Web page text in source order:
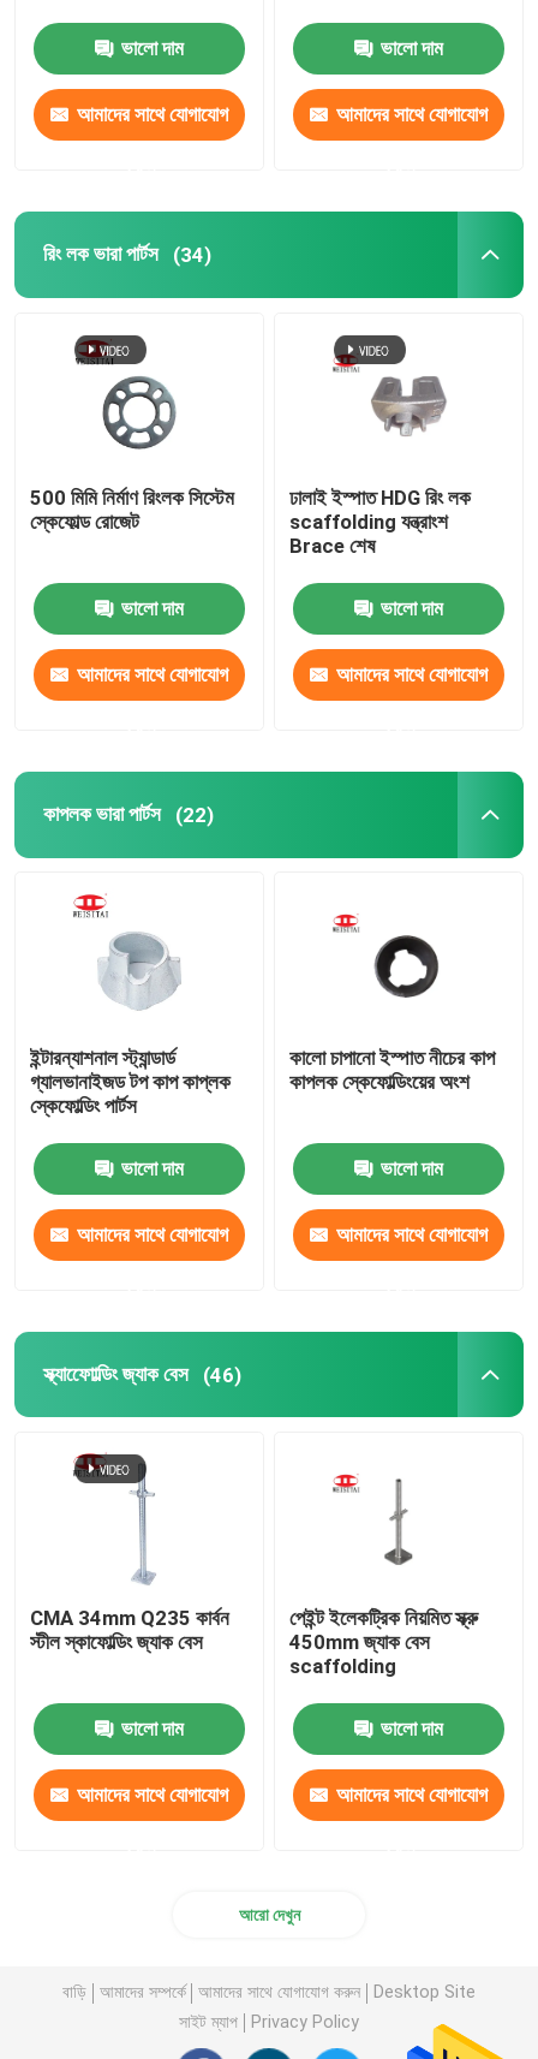
ভালো দাম
আমাদের সাথে যোগাযোগ
ভালো দাম
আমাদের সাথে যোগাযোগ
রিং লক ভারা পার্টস (34)
500 মিমি নির্মাণ রিংলক সিস্টেম
স্কেফোল্ড রোজেট
ভালো দাম
আমাদের সাথে যোগাযোগ
ঢালাই ইস্পাত HDG রিং লক
scaffolding যন্ত্রাংশ
Brace শেষ
ভালো দাম
আমাদের সাথে যোগাযোগ
কাপলক ভারা পার্টস (22)
ইন্টারন্যাশনাল স্ট্যান্ডার্ড
গ্যালভানাইজড টপ কাপ কাপ্লক
স্কেফোল্ডিং পার্টস
ভালো দাম
আমাদের সাথে যোগাযোগ
কালো চাপানো ইস্পাত নীচের কাপ
কাপলক স্কেফোল্ডিংয়ের অংশ
ভালো দাম
আমাদের সাথে যোগাযোগ
স্ক্যাফোোল্ডিং জ্যাক বেস (46)
CMA 34mm Q235 কার্বন
স্টীল স্কাফোল্ডিং জ্যাক বেস
ভালো দাম
আমাদের সাথে যোগাযোগ
পেইন্ট ইলেকট্রিক নিয়মিত স্ক্রু
450mm জ্যাক বেস
scaffolding
ভালো দাম
আমাদের সাথে যোগাযোগ
আরো দেখুন
বাড়ি আমাদের সম্পর্কে আমাদের সাথে যোগাযোগ করুন
Desktop Site
সাইট ম্যাপ
Privacy Policy